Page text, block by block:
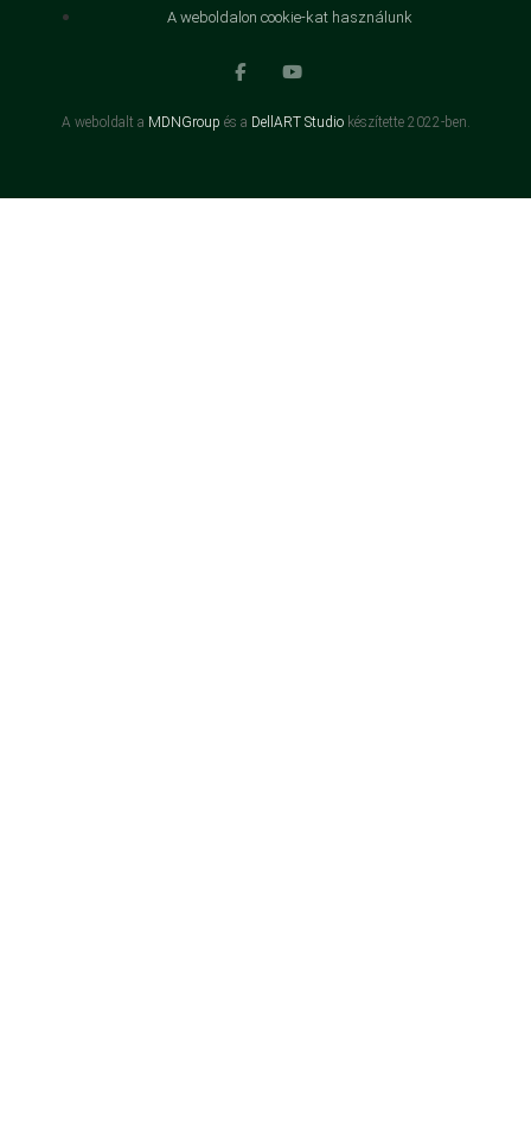
A weboldalon cookie-kat használunk
A weboldalt a MDNGroup és a DellART Studiokészítette 2022-ben.